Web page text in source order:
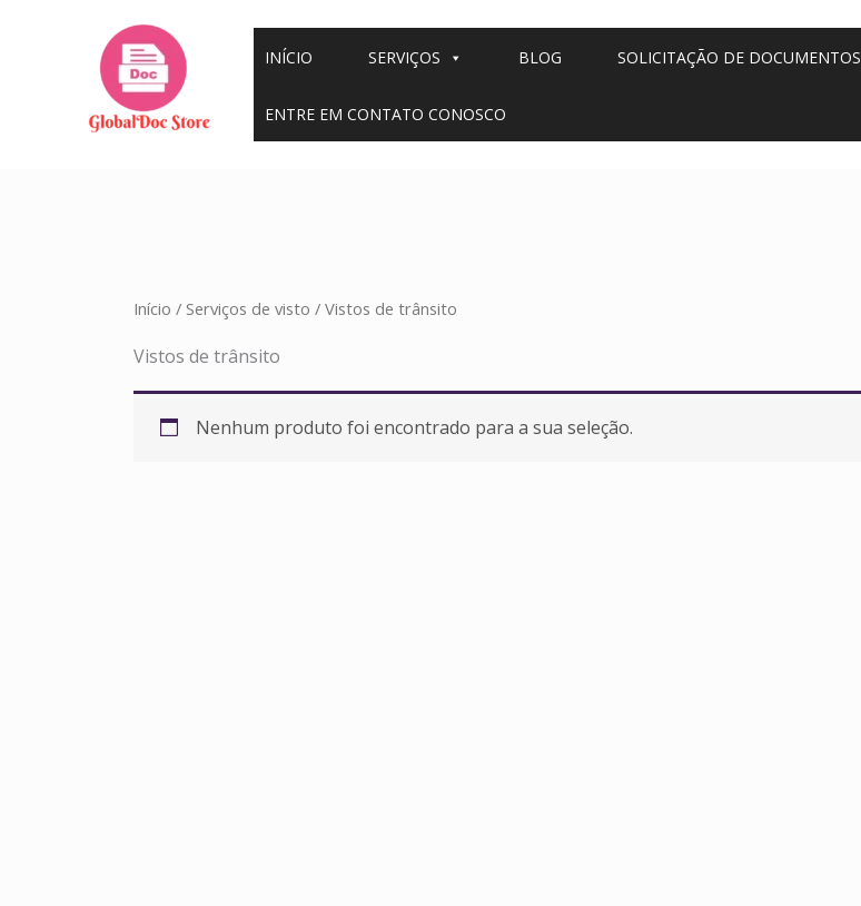
INÍCIO SERVIÇOS BLOG SOLICITAÇÃO DE DOCUMENTOS
ENTRE EM CONTATO CONOSCO
Início / Serviços de visto / Vistos de trânsito
Vistos de trânsito
Nenhum produto foi encontrado para a sua seleção.